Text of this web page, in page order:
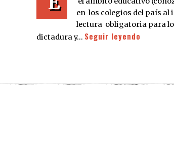
en los colegios del país al
lectura obligatoria para
dictadura y… Seguir leyendo